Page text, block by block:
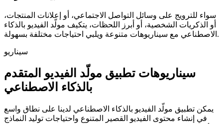
سواء للترويج على وسائل التواصل الاجتماعي، أو إعلانات المنتجات،
أو الذكريات الشخصية، أو أبرز اللحظات، يتكيف مولّد الفيديو بالذكاء
الاصطناعي مع سيناريوهات متنوعة ويلبي احتياجات مختلفة بسهولة.
سيناريو
سيناريوهات تطبيق مولّد الفيديو المتقدم
بالذكاء الاصطناعي
يمكن تطبيق مولّد الفيديو بالذكاء الاصطناعي لدينا على نطاق واسع
في إنشاء محتوى الفيديو القصير المتنوع واحتياجات توليد النماذج